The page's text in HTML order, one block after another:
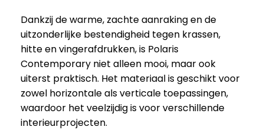
Dankzij de warme, zachte aanraking en de
uitzonderlijke bestendigheid tegen krassen,
hitte en vingerafdrukken, is Polaris
Contemporary niet alleen mooi, maar ook
uiterst praktisch. Het materiaal is geschikt voor
zowel horizontale als verticale toepassingen,
waardoor het veelzijdig is voor verschillende
interieurprojecten.